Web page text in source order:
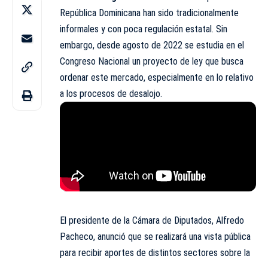
República Dominicana han sido tradicionalmente
informales y con poca regulación estatal. Sin
embargo, desde agosto de 2022 se estudia en el
Congreso Nacional un proyecto de ley que busca
ordenar este mercado, especialmente en lo relativo
a los procesos de desalojo.
El presidente de la Cámara de Diputados, Alfredo
Pacheco, anunció que se realizará una vista pública
para recibir aportes de distintos sectores sobre la